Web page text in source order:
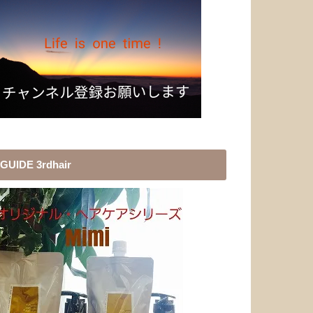
GUIDE 3rdhair